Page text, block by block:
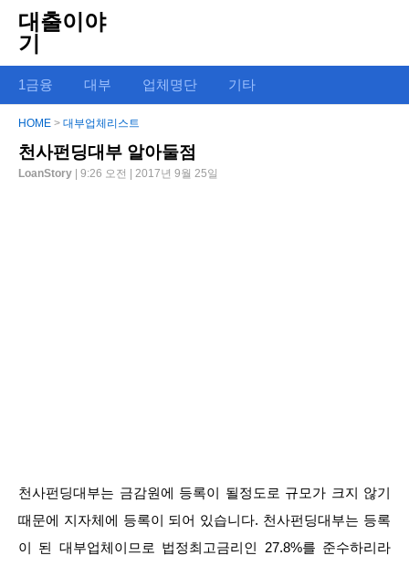
대출이야
기
1금융 대부 업체명단 기타
HOME > 대부업체리스트
천사펀딩대부 알아둘점
LoanStory | 9:26 오전 | 2017년 9월 25일
천사펀딩대부는 금감원에 등록이 될정도로 규모가 크지 않기
때문에 지자체에 등록이 되어 있습니다. 천사펀딩대부는 등록
이 된 대부업체이므로 법정최고금리인 27.8%를 준수하리라